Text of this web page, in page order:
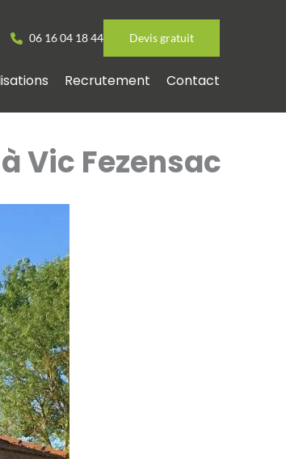
Recrutement Contact
06 16 04 18 44 Devis gratuit
Vic Fezensac